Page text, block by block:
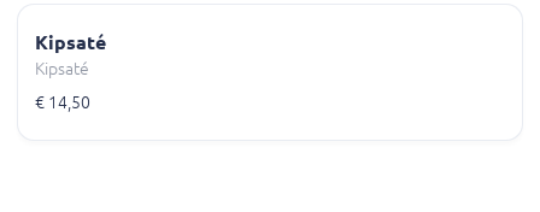
Kipsaté
Kipsaté
€ 14,50